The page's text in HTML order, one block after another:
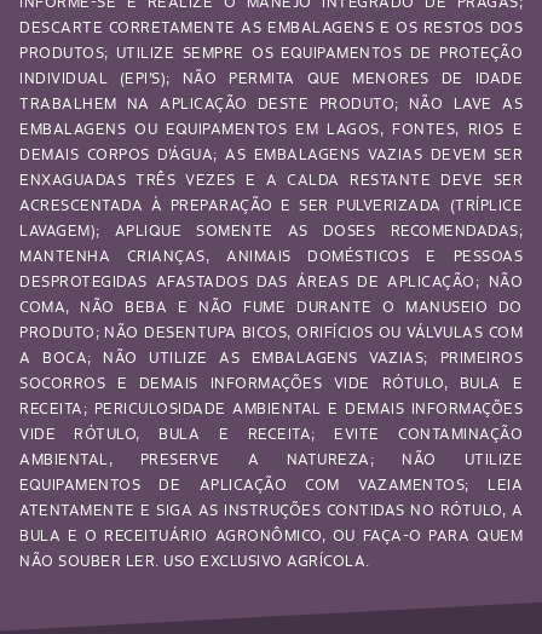
DESCARTE CORRETAMENTE AS EMBALAGENS E OS RESTOS DOS
PRODUTOS; UTILIZE SEMPRE OS EQUIPAMENTOS DE PROTEÇÃO
INDIVIDUAL (EPI’S); NÃO PERMITA QUE MENORES DE IDADE
TRABALHEM NA APLICAÇÃO DESTE PRODUTO; NÃO LAVE AS
EMBALAGENS OU EQUIPAMENTOS EM LAGOS, FONTES, RIOS E
DEMAIS CORPOS D’ÁGUA; AS EMBALAGENS VAZIAS DEVEM SER
ENXAGUADAS TRÊS VEZES E A CALDA RESTANTE DEVE SER
ACRESCENTADA À PREPARAÇÃO E SER PULVERIZADA (TRÍPLICE
LAVAGEM); APLIQUE SOMENTE AS DOSES RECOMENDADAS;
MANTENHA CRIANÇAS, ANIMAIS DOMÉSTICOS E PESSOAS
DESPROTEGIDAS AFASTADOS DAS ÁREAS DE APLICAÇÃO; NÃO
COMA, NÃO BEBA E NÃO FUME DURANTE O MANUSEIO DO
PRODUTO; NÃO DESENTUPA BICOS, ORIFÍCIOS OU VÁLVULAS COM
A BOCA; NÃO UTILIZE AS EMBALAGENS VAZIAS; PRIMEIROS
SOCORROS E DEMAIS INFORMAÇÕES VIDE RÓTULO, BULA E
RECEITA; PERICULOSIDADE AMBIENTAL E DEMAIS INFORMAÇÕES
VIDE RÓTULO, BULA E RECEITA; EVITE CONTAMINAÇÃO
AMBIENTAL, PRESERVE A NATUREZA; NÃO UTILIZE
EQUIPAMENTOS DE APLICAÇÃO COM VAZAMENTOS; LEIA
ATENTAMENTE E SIGA AS INSTRUÇÕES CONTIDAS NO RÓTULO, A
BULA E O RECEITUÁRIO AGRONÔMICO, OU FAÇA-O PARA QUEM
NÃO SOUBER LER. USO EXCLUSIVO AGRÍCOLA.